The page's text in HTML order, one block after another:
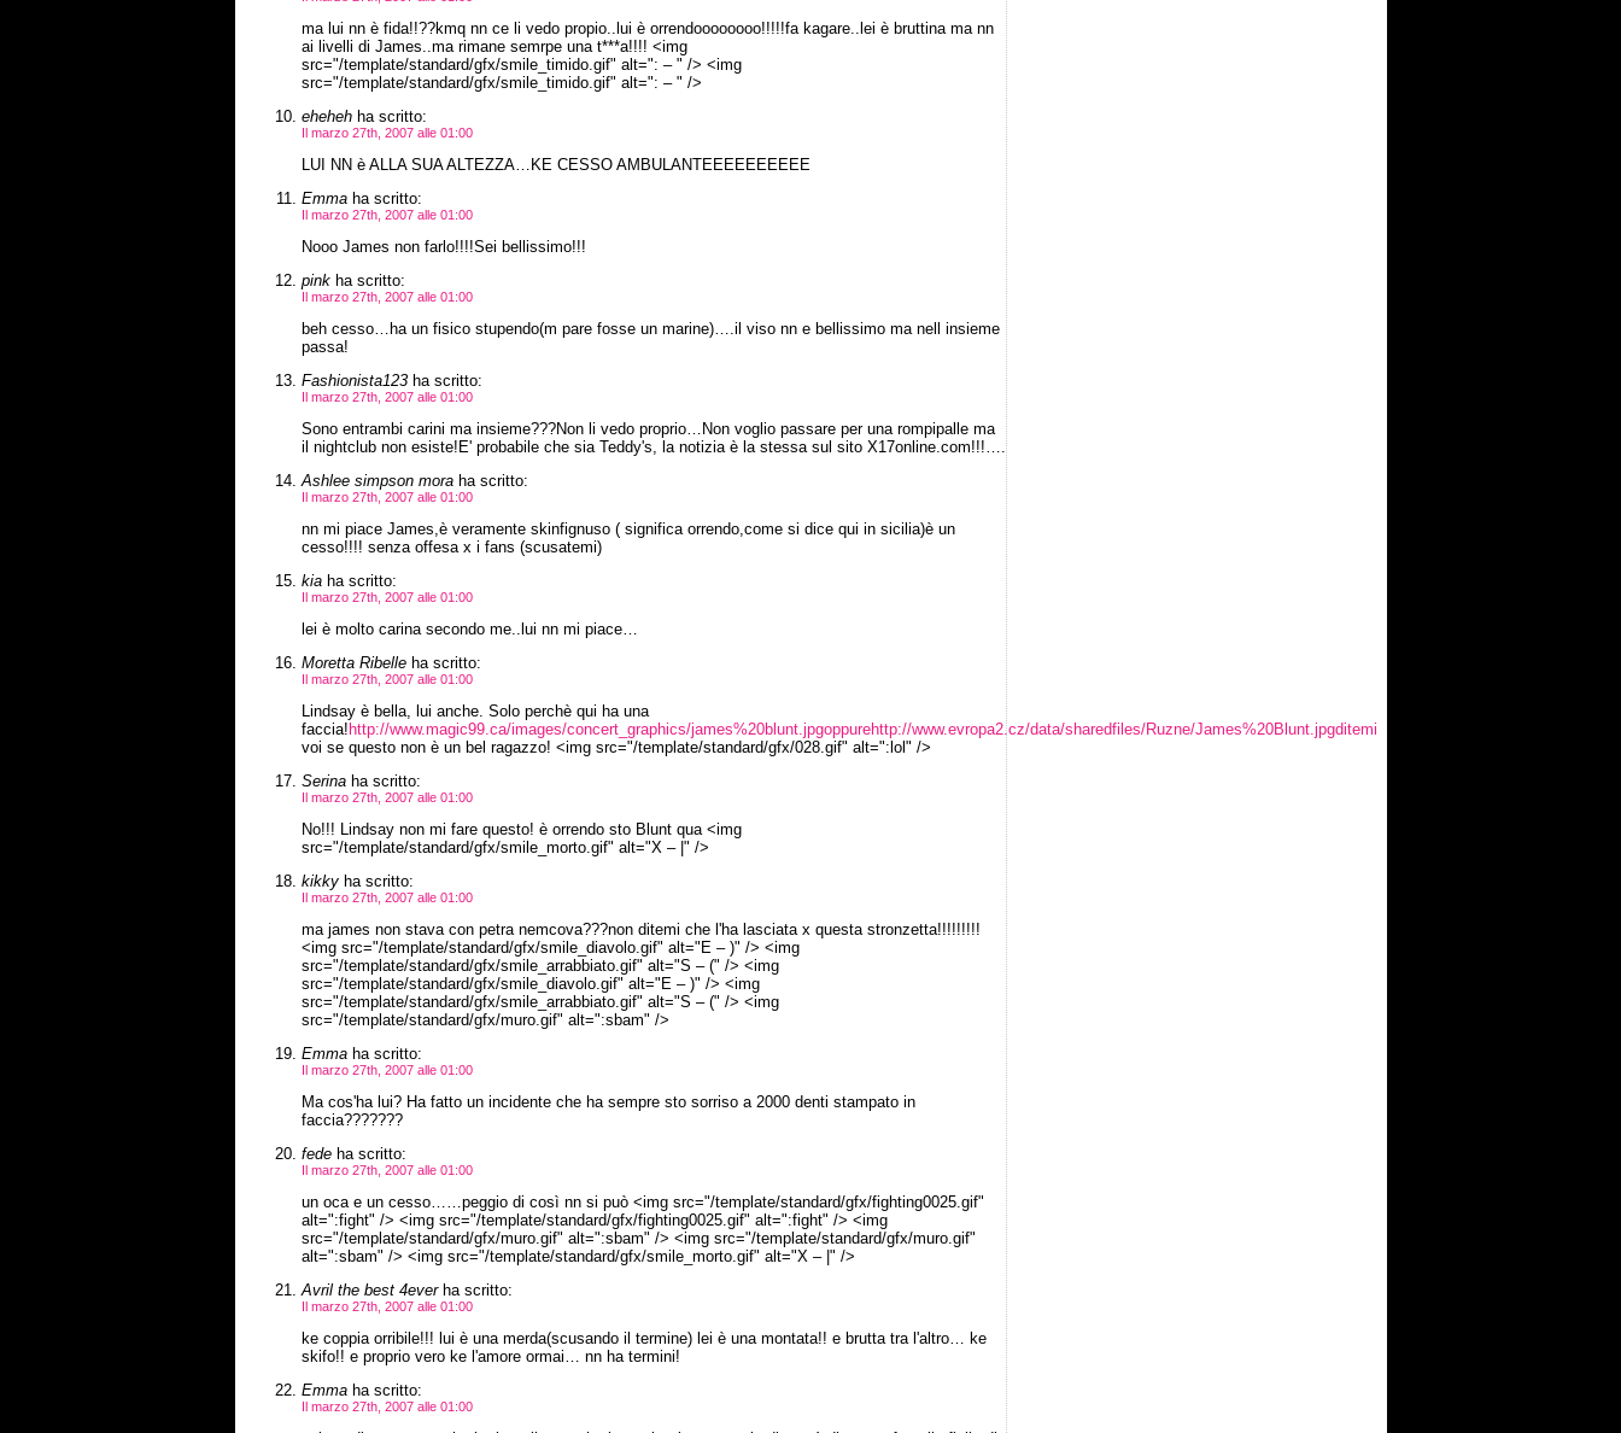
ma lui nn è fida!!??kmq nn ce li vedo propio..lui è orrendoooooooo!!!!!fa kagare..lei è bruttina ma nn
ai livelli di James..ma rimane semrpe una t***a!!!! <img
src="/template/standard/gfx/smile_timido.gif" alt=": – " /> <img
src="/template/standard/gfx/smile_timido.gif" alt=": – " />
ehehehha scritto:
Il marzo 27th, 2007 alle 01:00
LUI NN è ALLA SUA ALTEZZA…KE CESSO AMBULANTEEEEEEEEEE
Emmaha scritto:
Il marzo 27th, 2007 alle 01:00
Nooo James non farlo!!!!Sei bellissimo!!!
pinkha scritto:
Il marzo 27th, 2007 alle 01:00
beh cesso…ha un fisico stupendo(m pare fosse un marine)….il viso nn e bellissimo ma nell insieme
passa!
Fashionista123ha scritto:
Il marzo 27th, 2007 alle 01:00
Sono entrambi carini ma insieme???Non li vedo proprio…Non voglio passare per una rompipalle ma
il nightclub non esiste!E' probabile che sia Teddy's, la notizia è la stessa sul sito X17online.com!!!….
Ashlee simpson moraha scritto:
Il marzo 27th, 2007 alle 01:00
nn mi piace James,è veramente skinfignuso ( significa orrendo,come si dice qui in sicilia)è un
cesso!!!! senza offesa x i fans (scusatemi)
kiaha scritto:
Il marzo 27th, 2007 alle 01:00
lei è molto carina secondo me..lui nn mi piace…
Moretta Ribelleha scritto:
Il marzo 27th, 2007 alle 01:00
Lindsay è bella, lui anche. Solo perchè qui ha una
faccia! http://www.magic99.ca/images/concert_graphics/james%20blunt.jpgoppurehttp://www.evropa2.cz/data/sharedfiles/Ruzne/James%20Blunt.jpgditemi
voi se questo non è un bel ragazzo! <img src="/template/standard/gfx/028.gif" alt=":lol" />
Serinaha scritto:
Il marzo 27th, 2007 alle 01:00
No!!! Lindsay non mi fare questo! è orrendo sto Blunt qua <img
src="/template/standard/gfx/smile_morto.gif" alt="X – |" />
kikkyha scritto:
Il marzo 27th, 2007 alle 01:00
ma james non stava con petra nemcova???non ditemi che l'ha lasciata x questa stronzetta!!!!!!!!!
<img src="/template/standard/gfx/smile_diavolo.gif" alt="E – )" /> <img
src="/template/standard/gfx/smile_arrabbiato.gif" alt="S – (" /> <img
src="/template/standard/gfx/smile_diavolo.gif" alt="E – )" /> <img
src="/template/standard/gfx/smile_arrabbiato.gif" alt="S – (" /> <img
src="/template/standard/gfx/muro.gif" alt=":sbam" />
Emmaha scritto:
Il marzo 27th, 2007 alle 01:00
Ma cos'ha lui? Ha fatto un incidente che ha sempre sto sorriso a 2000 denti stampato in
faccia???????
fedeha scritto:
Il marzo 27th, 2007 alle 01:00
un oca e un cesso……peggio di così nn si può <img src="/template/standard/gfx/fighting0025.gif"
alt=":fight" /> <img src="/template/standard/gfx/fighting0025.gif" alt=":fight" /> <img
src="/template/standard/gfx/muro.gif" alt=":sbam" /> <img src="/template/standard/gfx/muro.gif"
alt=":sbam" /> <img src="/template/standard/gfx/smile_morto.gif" alt="X – |" />
Avril the best 4everha scritto:
Il marzo 27th, 2007 alle 01:00
ke coppia orribile!!! lui è una merda(scusando il termine) lei è una montata!! e brutta tra l'altro… ke
skifo!! e proprio vero ke l'amore ormai… nn ha termini!
Emmaha scritto:
Il marzo 27th, 2007 alle 01:00